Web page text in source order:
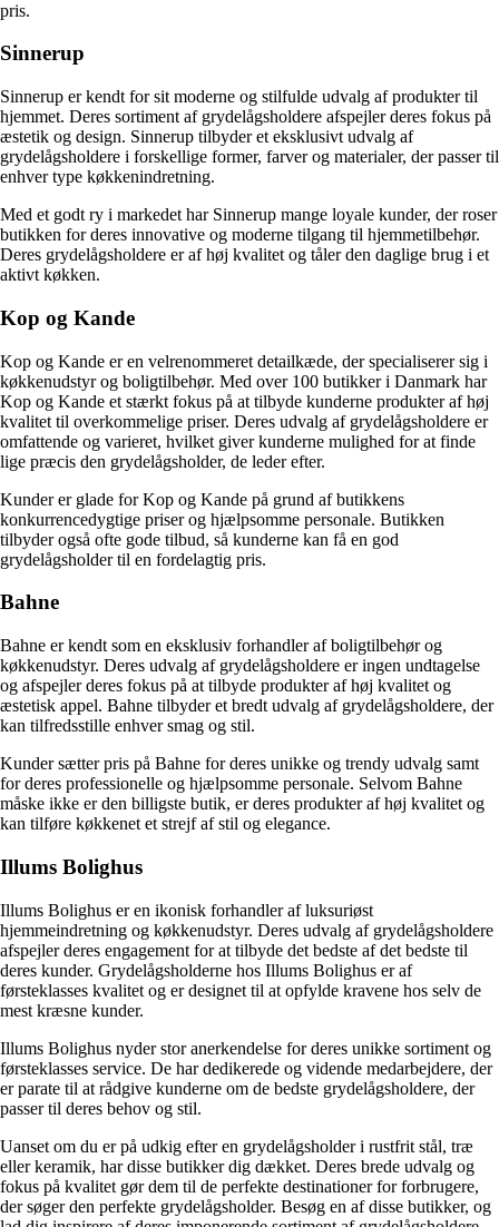
pris.
Sinnerup
Sinnerup er kendt for sit moderne og stilfulde udvalg af produkter til
hjemmet. Deres sortiment af grydelågsholdere afspejler deres fokus på
æstetik og design. Sinnerup tilbyder et eksklusivt udvalg af
grydelågsholdere i forskellige former, farver og materialer, der passer til
enhver type køkkenindretning.
Med et godt ry i markedet har Sinnerup mange loyale kunder, der roser
butikken for deres innovative og moderne tilgang til hjemmetilbehør.
Deres grydelågsholdere er af høj kvalitet og tåler den daglige brug i et
aktivt køkken.
Kop og Kande
Kop og Kande er en velrenommeret detailkæde, der specialiserer sig i
køkkenudstyr og boligtilbehør. Med over 100 butikker i Danmark har
Kop og Kande et stærkt fokus på at tilbyde kunderne produkter af høj
kvalitet til overkommelige priser. Deres udvalg af grydelågsholdere er
omfattende og varieret, hvilket giver kunderne mulighed for at finde
lige præcis den grydelågsholder, de leder efter.
Kunder er glade for Kop og Kande på grund af butikkens
konkurrencedygtige priser og hjælpsomme personale. Butikken
tilbyder også ofte gode tilbud, så kunderne kan få en god
grydelågsholder til en fordelagtig pris.
Bahne
Bahne er kendt som en eksklusiv forhandler af boligtilbehør og
køkkenudstyr. Deres udvalg af grydelågsholdere er ingen undtagelse
og afspejler deres fokus på at tilbyde produkter af høj kvalitet og
æstetisk appel. Bahne tilbyder et bredt udvalg af grydelågsholdere, der
kan tilfredsstille enhver smag og stil.
Kunder sætter pris på Bahne for deres unikke og trendy udvalg samt
for deres professionelle og hjælpsomme personale. Selvom Bahne
måske ikke er den billigste butik, er deres produkter af høj kvalitet og
kan tilføre køkkenet et strejf af stil og elegance.
Illums Bolighus
Illums Bolighus er en ikonisk forhandler af luksuriøst
hjemmeindretning og køkkenudstyr. Deres udvalg af grydelågsholdere
afspejler deres engagement for at tilbyde det bedste af det bedste til
deres kunder. Grydelågsholderne hos Illums Bolighus er af
førsteklasses kvalitet og er designet til at opfylde kravene hos selv de
mest kræsne kunder.
Illums Bolighus nyder stor anerkendelse for deres unikke sortiment og
førsteklasses service. De har dedikerede og vidende medarbejdere, der
er parate til at rådgive kunderne om de bedste grydelågsholdere, der
passer til deres behov og stil.
Uanset om du er på udkig efter en grydelågsholder i rustfrit stål, træ
eller keramik, har disse butikker dig dækket. Deres brede udvalg og
fokus på kvalitet gør dem til de perfekte destinationer for forbrugere,
der søger den perfekte grydelågsholder. Besøg en af ​​disse butikker, og